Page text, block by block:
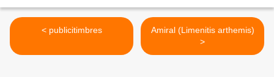
< publicitimbres
Amiral (Limenitis arthemis)
>